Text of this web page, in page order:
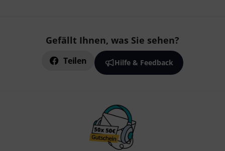
Gefällt Ihnen, was Sie sehen?
Teilen Hilfe & Feedback